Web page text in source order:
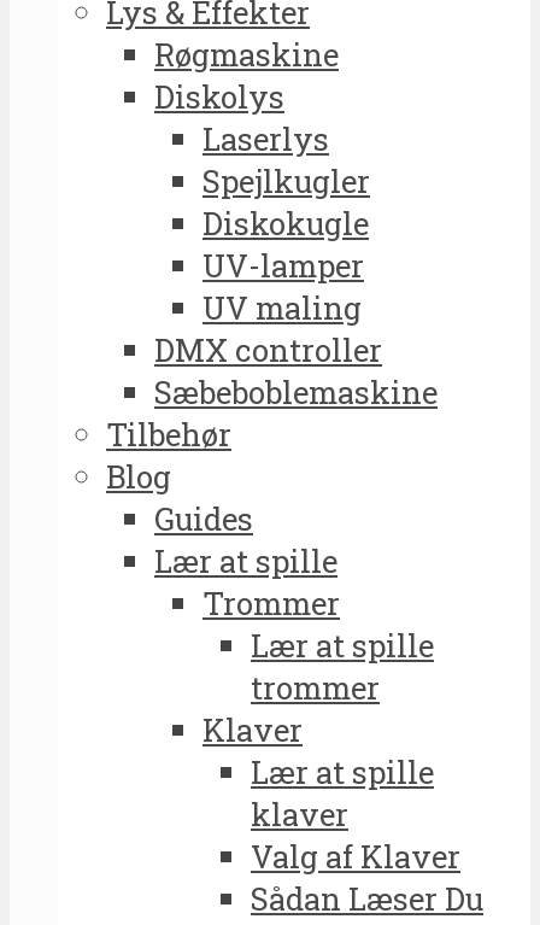
Lys & Effekter
Røgmaskine
Diskolys
Laserlys
Spejlkugler
Diskokugle
UV-lamper
UV maling
DMX controller
Sæbeboblemaskine
Tilbehør
Blog
Guides
Lær at spille
Trommer
Lær at spille
trommer
Klaver
Lær at spille
klaver
Valg af Klaver
Sådan Læser Du